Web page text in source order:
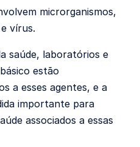
microrganismos,
vírus.
saúde, laboratórios e
estão
a esses agentes, e a
importante para
associados a essas